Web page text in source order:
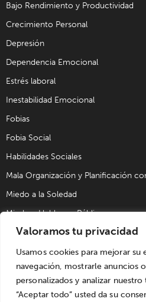
Valoramos tu privacidad
Usamos cookies para mejorar su
navegación, mostrarle anuncios
personalizados y analizar
“Aceptar todo” usted da su
Bajo Rendimiento y Productividad
Crecimiento Personal
Depresión
Dependencia Emocional
Estrés laboral
Inestabilidad Emocional
Fobias
Fobia Social
Habilidades Sociales
Mala Organización y Planificación
Miedo a la Soledad
Miedo a Hablar en Público
Problemas de Pareja
Problemas Sexuales
Trastorno Obsesivo Compulsivo